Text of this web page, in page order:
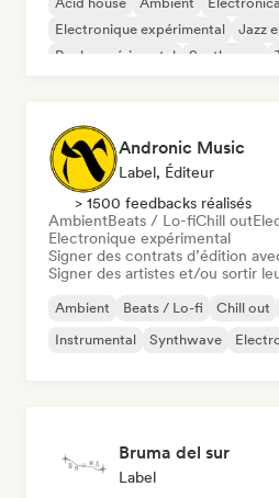
Electronique expérimental
Jazz
Rock expérimental
Synthwave
Andronic Music
Label, Éditeur
> 1500 feedbacks réalisés
AmbientBeats / Lo-fiChill out
Electronique expérimental
Signer des contrats d’édition
Signer des artistes et/ou sortir
Ambient Beats / Lo-fi Chill out
Instrumental
Synthwave
Bruma del sur
Label